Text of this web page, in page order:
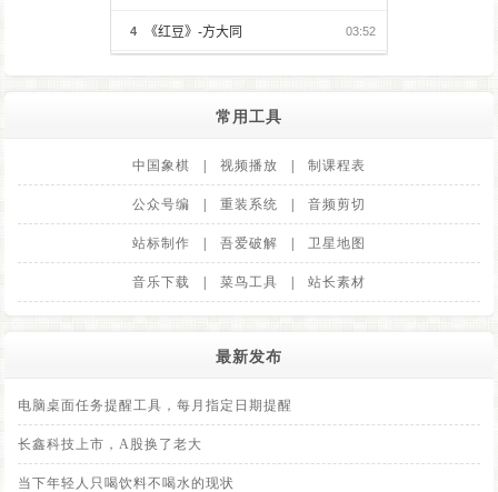
常用工具
中国象棋 视频播放 制课程表
公众号编 重装系统 音频剪切
站标制作 吾爱破解 卫星地图
音乐下载 菜鸟工具 站长素材
最新发布
电脑桌面任务提醒工具，每月指定日期提醒
长鑫科技上市，A股换了老大
当下年轻人只喝饮料不喝水的现状